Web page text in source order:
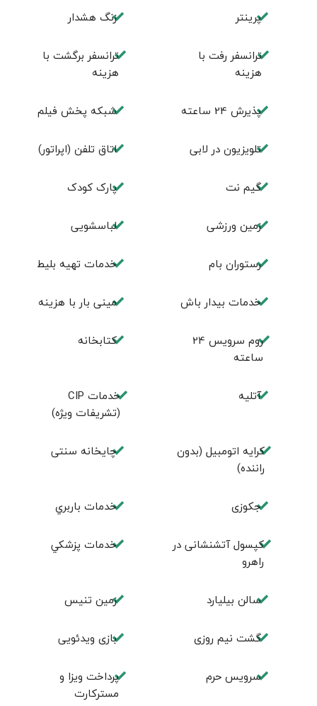
پرینتر زنگ هشدار
ترانسفر رفت با
هزینه
ترانسفر برگشت با
هزینه
پذیرش 24 ساعته شبکه پخش فیلم
تلویزیون در لابی اتاق تلفن (اپراتور)
گیم نت پارک کودک
زمین ورزشی لباسشویی
رستوران بام خدمات تهيه بليط
خدمات بیدار باش مینی بار با هزینه
روم سرويس 24
ساعته
كتابخانه
آتلیه
خدمات CIP
(تشریفات ویژه)
کرایه اتومبیل (بدون
راننده)
چايخانه سنتی
جكوزی خدمات باربري
کپسول آتشنشانی در
راهرو
خدمات پزشكي
سالن بيليارد زمين تنيس
گشت نیم روزی بازی ویدئویی
سرویس حرم
پرداخت ویزا و
مسترکارت